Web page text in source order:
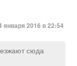
января 2016 в 22:54
сюда